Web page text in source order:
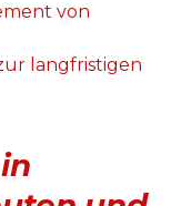
von
langfristigen